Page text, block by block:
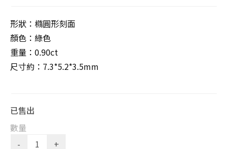
形狀：橢圓形刻面
顏色：綠色
重量：0.90ct
尺寸約：7.3*5.2*3.5mm
已售出
數量